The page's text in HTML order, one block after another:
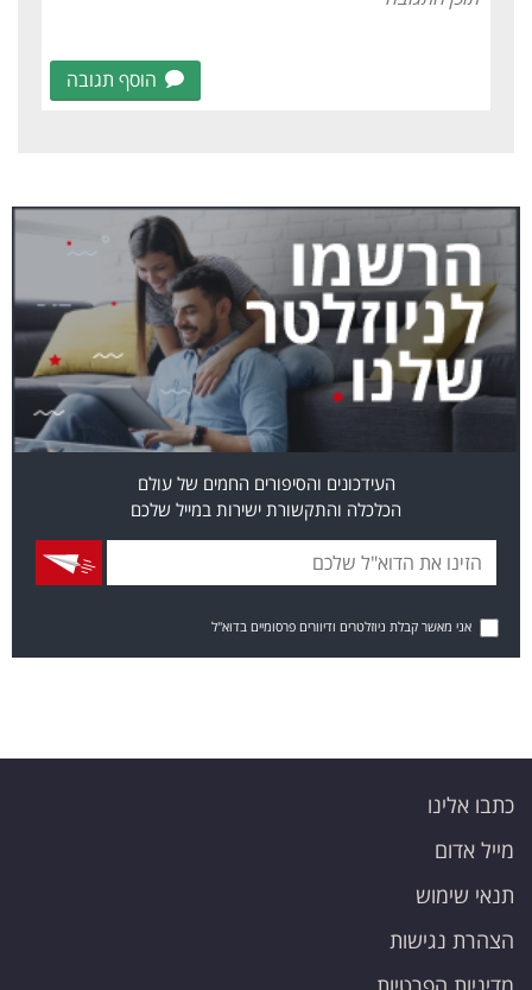
הוסף תגובה
העידכונים והסיפורים החמים של עולם
הכלכלה והתקשורת ישירות במייל שלכם
אני מאשר קבלת ניוזלטרים ודיוורים פרסומיים בדוא"ל
כתבו אלינו
מייל אדום
תנאי שימוש
הצהרת נגישות